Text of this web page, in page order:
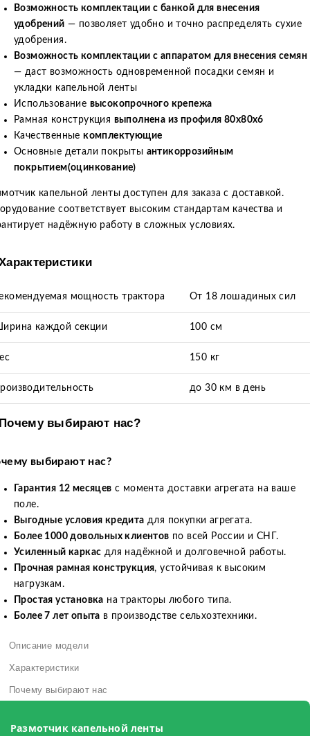
Возможность комплектации с банкой для внесения
удобрений — позволяет удобно и точно распределять сухие
удобрения.
Возможность комплектации с аппаратом для внесения семян
— даст возможность одновременной посадки семян и
укладки капельной ленты
Использование высокопрочного крепежа
Рамная конструкция выполнена из профиля 80x80x6
Качественныекомплектующие
Основные детали покрыты антикоррозийным
покрытием(оцинкование)
капельной ленты доступен для заказа с доставкой.
соответствует высоким стандартам качества и
надёжную работу в сложных условиях.
мощность трактора От 18 лошадиных сил
каждой секции 100 см
150 кг
до 30 км в день
выбирают нас?
выбирают нас?
Гарантия 12 месяцев с момента доставки агрегата на ваше
поле.
Выгодные условия кредита для покупки агрегата.
Более 1000 довольных клиентов по всей России и СНГ.
Усиленный каркас для надёжной и долговечной работы.
Прочная рамная конструкция, устойчивая к высоким
нагрузкам.
Простая установка на тракторы любого типа.
Более 7 лет опыта в производстве сельхозтехники.
Описание модели
Характеристики
Почему выбирают нас
Размотчик капельной ленты